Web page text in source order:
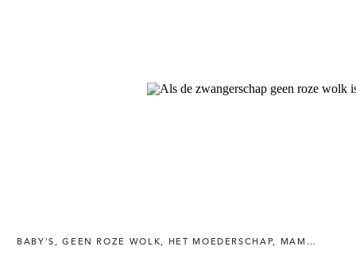
BABY'S ,GEEN ROZE WOLK, HET MOEDERSCHAP, MAMA'S